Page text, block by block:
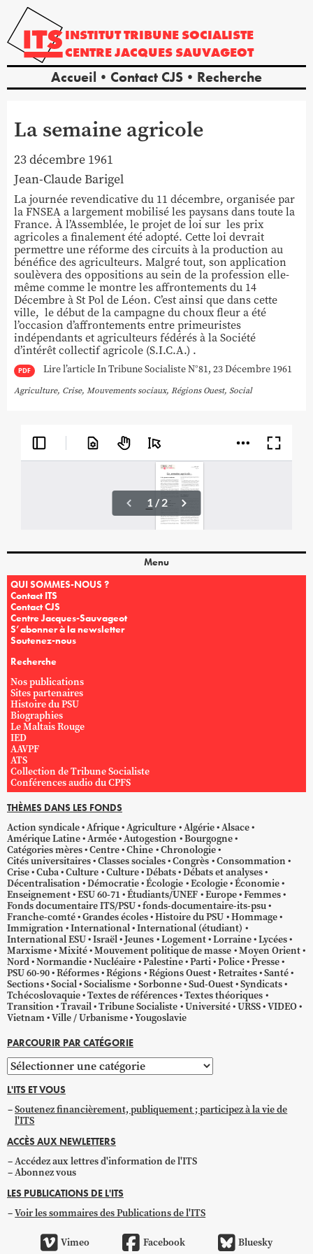
INSTITUTTRIBUNE SOCIALISTE
CENTREJACQUES SAUVAGEOT
Accueil Contact CJS Recherche
La semaine agricole
23 décembre 1961
Jean-ClaudeBarigel
La journée revendicative du 11 décembre, organisée par
la FNSEA a largement mobilisé les paysans dans toute la
France. À l’Assemblée, le projet de loi sur les prix
agricoles a finalement été adopté. Cette loi devrait
permettre une réforme des circuits à la production au
bénéfice des agriculteurs. Malgré tout, son application
soulèvera des oppositions au sein de la profession elle-
même comme le montre les affrontements du 14
Décembre à St Pol de Léon. C’est ainsi que dans cette
ville, le début de la campagne du choux fleur a été
l’occasion d’affrontements entre primeuristes
indépendants et agriculteurs fédérés à la Société
d’intérêt collectif agricole (S.I.C.A.) .
PDF Lire l’article In Tribune Socialiste N°81, 23 Décembre 1961
Agriculture, Crise, Mouvements sociaux, Régions Ouest, Social
Menu
QUI SOMMES-NOUS ?
Contact ITS
Contact CJS
Centre Jacques-Sauvageot
S’abonner à la newsletter
Soutenez-nous
Recherche
Nos publications
Sites partenaires
Histoire du PSU
Biographies
Le Maltais Rouge
IED
AAVPF
ATS
Collection de Tribune Socialiste
Conférences audio du CPFS
THÈMES DANS LES FONDS
Action syndicale Afrique Agriculture Algérie Alsace
Amérique Latine Armée Autogestion
Bourgogne
Catégories mères Centre Chine Chronologie
Cités universitaires Classes sociales Congrès Consommation
Crise Cuba Culture Culture Débats Débats et analyses
Décentralisation Démocratie Écologie Ecologie Économie
Enseignement ESU 60-71 Étudiants/UNEF Europe Femmes
Fonds documentaire ITS/PSU fonds-documentaire-its-psu
Franche-comté Grandes écoles Histoire du PSU Hommage
Immigration International International (étudiant)
International ESU Israël Jeunes Logement Lorraine Lycées
Marxisme Mixité Mouvement politique de masse Moyen Orient
Nord Normandie Nucléaire Palestine Parti Police Presse
PSU 60-90 Réformes Régions Régions Ouest Retraites Santé
Sections Social Socialisme Sorbonne Sud-Ouest Syndicats
Tchécoslovaquie Textes de références Textes théoriques
Transition Travail Tribune Socialiste Université URSS VIDEO
Vietnam Ville / Urbanisme Yougoslavie
PARCOURIR PAR CATÉGORIE
Parcourir
par
catégorie
L'ITS ET VOUS
Soutenez financièrement, publiquement ; participez à la vie de
l'ITS
ACCÈS AUX NEWLETTERS
Accédez aux lettres d'information de l'ITS
Abonnez vous
LES PUBLICATIONS DE L'ITS
Voir les sommaires des Publications de l'ITS
Vimeo Facebook Bluesky